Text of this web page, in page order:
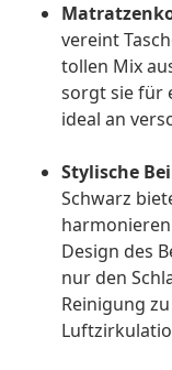
vereint
tollen Mix
sorgt sie für
ideal an
Stylische
Schwarz
Design des
nur den
Reinigung